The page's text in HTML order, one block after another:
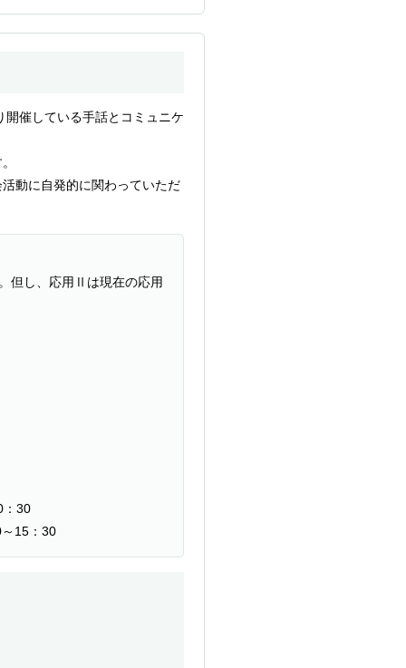
催している手話とコミュニケ
動に自発的に関わっていただ
但し、応用Ⅱは現在の応用
30
15：30